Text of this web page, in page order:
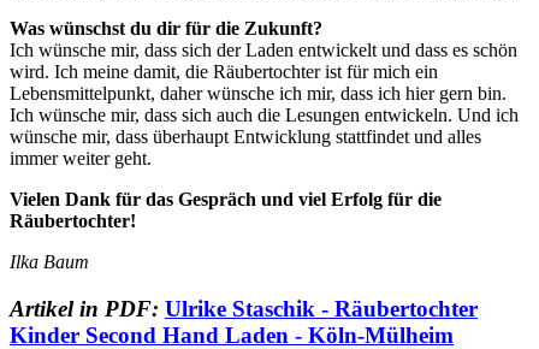
Was wünschst du dir für die Zukunft?
Ich wünsche mir, dass sich der Laden entwickelt und dass es schön
wird. Ich meine damit, die Räubertochter ist für mich ein
Lebensmittelpunkt, daher wünsche ich mir, dass ich hier gern bin.
Ich wünsche mir, dass sich auch die Lesungen entwickeln. Und ich
wünsche mir, dass überhaupt Entwicklung stattfindet und alles
immer weiter geht.
Vielen Dank für das Gespräch und viel Erfolg für die
Räubertochter!
Ilka Baum
Artikel in PDF: Ulrike Staschik - Räubertochter
Kinder Second Hand Laden - Köln-Mülheim